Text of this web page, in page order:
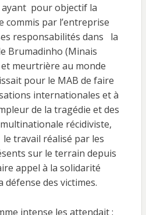
pour objectif la
commis par l’entreprise
responsabilités dans la
Brumadinho (Minais
meurtrière au monde
pour le MAB de faire
internationales et à
de la tragédie et des
récidiviste,
travail réalisé par les
sur le terrain depuis
appel à la solidarité
des victimes.
intense les attendait :